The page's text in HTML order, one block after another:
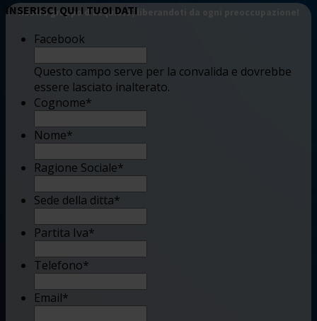
nostro gruppo d’acquisto, liberandoti da ogni preoccupazione!
INSERISCI QUI I TUOI DATI
Facebook
Questo campo serve per la convalida e dovrebbe
essere lasciato inalterato.
Cognome*
Nome*
Ragione Sociale*
Sede della ditta*
Partita Iva*
Telefono*
Email*